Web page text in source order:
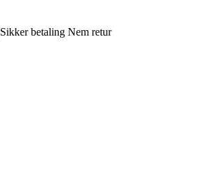
Sikker betaling Nem retur